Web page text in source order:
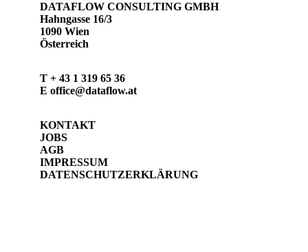
DATAFLOW CONSULTING GMBH
Hahngasse 16/3
1090 Wien
Österreich
T + 43 1 319 65 36
E office@dataflow.at
KONTAKT
JOBS
AGB
IMPRESSUM
DATENSCHUTZERKLÄRUNG